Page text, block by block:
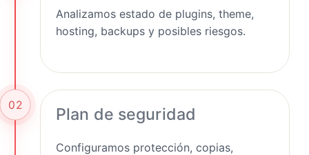
Analizamos estado de plugins, theme,
hosting, backups y posibles riesgos.
02 Plan de seguridad
Configuramos protección, copias,